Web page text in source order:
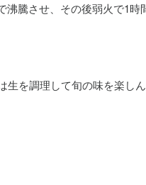
騰させ、その後弱火で1時
を調理して旬の味を楽し